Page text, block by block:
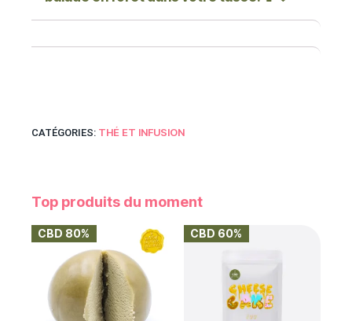
CATÉGORIES: THÉ ET INFUSION
Top produits du moment
CBD 80% CBD 60%